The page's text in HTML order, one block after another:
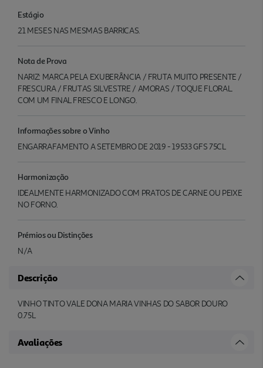
Estágio
21 MESES NAS MESMAS BARRICAS.
Nota de Prova
NARIZ: MARCA PELA EXUBERÂNCIA / FRUTA MUITO PRESENTE /
FRESCURA / FRUTAS SILVESTRE / AMORAS / TOQUE FLORAL.
COM UM FINAL FRESCO E LONGO.
Informações sobre o Vinho
ENGARRAFAMENTO A SETEMBRO DE 2019 - 19533 GFS 75CL
Harmonização
IDEALMENTE HARMONIZADO COM PRATOS DE CARNE OU PEIXE
NO FORNO.
Prémios ou Distinções
N/A
Descrição
VINHO TINTO VALE DONA MARIA VINHAS DO SABOR DOURO
0.75L
Avaliações